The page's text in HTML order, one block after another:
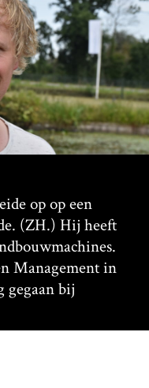
op op een
(ZH.) Hij heeft
Management in
gegaan bij